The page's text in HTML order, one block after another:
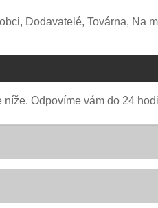
Dodavatelé, Továrna, Na
Odpovíme vám do 24